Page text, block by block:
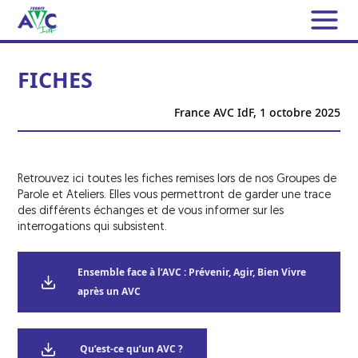
Conseil d’Administration et
Bureaux annexes
Contrat d’engagement républicain
Nous avons besoin de vous
Bénévoles
Qu’est-ce qu’un AVC ?
Les AIT
Les symptômes
Les facteurs de risque
Les traitements de l’AVC
Les UNV
Soutien aux patients et aux aidants
Permanences téléphoniques
Groupe de Parole pour les aidants
Groupes « Rencontre & Partage »
ACTUALITÉS
DOCUMENTATION
FICHES
La Lettre d’information de France AVC IdF
Les reportages TV
TÉMOIGNAGES
FICHES
France AVC IdF, 1 octobre 2025
Retrouvez ici toutes les fiches remises lors de nos Groupes de
Parole et Ateliers. Elles vous permettront de garder une trace
des différents échanges et de vous informer sur les
interrogations qui subsistent.
Ensemble face à l’AVC : Prévenir, Agir, Bien Vivre
après un AVC
Qu’est-ce qu’un AVC ?